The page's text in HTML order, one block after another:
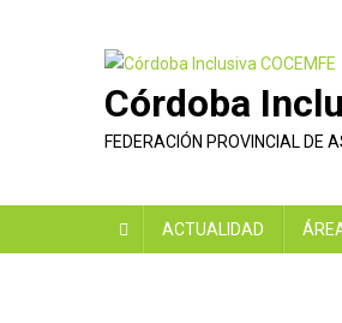
Córdoba
FEDERACIÓN PROVINCIAL DE
ACTUALIDAD